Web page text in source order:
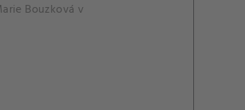
Bouzková v